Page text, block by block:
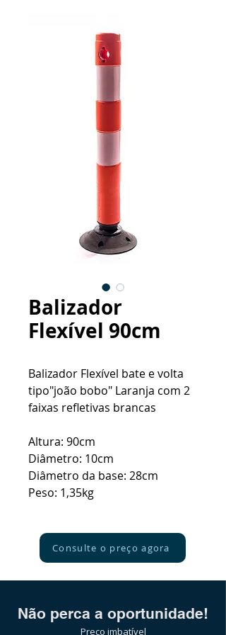
Balizador
Flexível 90cm
Balizador Flexível bate e volta
tipo"joão bobo" Laranja com 2
faixas refletivas brancas
Altura: 90cm
Diâmetro: 10cm
Diâmetro da base: 28cm
Peso: 1,35kg
Consulte o preço agora
Não perca a oportunidade!
Preço imbatível